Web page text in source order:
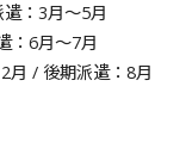
：3月～5月
：6月～7月
月 / 後期派遣：8月